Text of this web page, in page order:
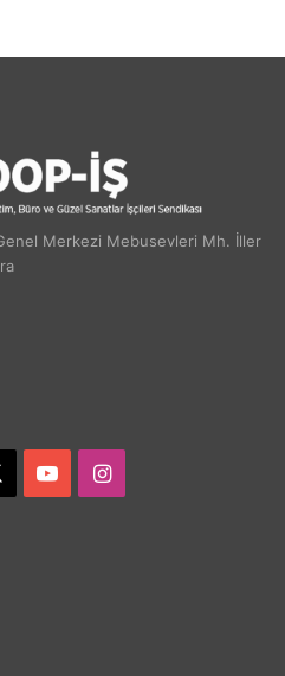
Merkezi Mebusevleri Mh. İller
YouTubeInstagram